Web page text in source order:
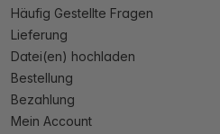
Häufig Gestellte Fragen
Lieferung
Datei(en) hochladen
Bestellung
Bezahlung
Mein Account